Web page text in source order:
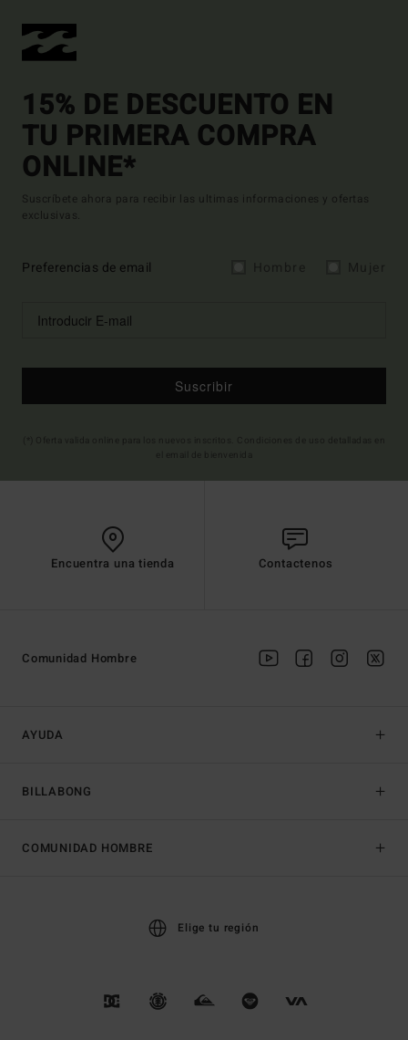
15% DE DESCUENTO EN
TU PRIMERA COMPRA
ONLINE*
Suscríbete ahora para recibir las ultimas informaciones y ofertas
exclusivas.
Preferencias de email
Suscribir
Encuentra una tienda Contactenos
AYUDA
BILLABONG
Comunidad Hombre
COMUNIDAD HOMBRE
Elige tu región